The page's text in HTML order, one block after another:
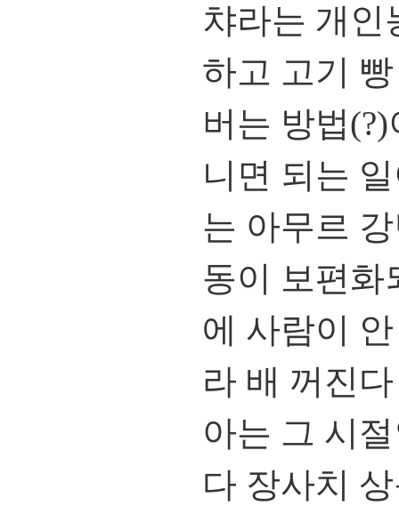
챠라는 개인
하고 고기
버는 방법
니면 되는
는 아무르
동이 보편화
에 사람이
라 배 꺼진
아는 그 시
다 장사치